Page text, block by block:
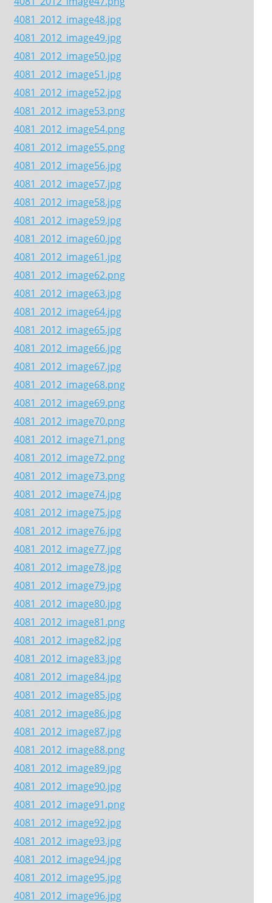
4081_2012_image48.jpg
4081_2012_image49.jpg
4081_2012_image50.jpg
4081_2012_image51.jpg
4081_2012_image52.jpg
4081_2012_image53.png
4081_2012_image54.png
4081_2012_image55.png
4081_2012_image56.jpg
4081_2012_image57.jpg
4081_2012_image58.jpg
4081_2012_image59.jpg
4081_2012_image60.jpg
4081_2012_image61.jpg
4081_2012_image62.png
4081_2012_image63.jpg
4081_2012_image64.jpg
4081_2012_image65.jpg
4081_2012_image66.jpg
4081_2012_image67.jpg
4081_2012_image68.png
4081_2012_image69.png
4081_2012_image70.png
4081_2012_image71.png
4081_2012_image72.png
4081_2012_image73.png
4081_2012_image74.jpg
4081_2012_image75.jpg
4081_2012_image76.jpg
4081_2012_image77.jpg
4081_2012_image78.jpg
4081_2012_image79.jpg
4081_2012_image80.jpg
4081_2012_image81.png
4081_2012_image82.jpg
4081_2012_image83.jpg
4081_2012_image84.jpg
4081_2012_image85.jpg
4081_2012_image86.jpg
4081_2012_image87.jpg
4081_2012_image88.png
4081_2012_image89.jpg
4081_2012_image90.jpg
4081_2012_image91.png
4081_2012_image92.jpg
4081_2012_image93.jpg
4081_2012_image94.jpg
4081_2012_image95.jpg
4081_2012_image96.jpg